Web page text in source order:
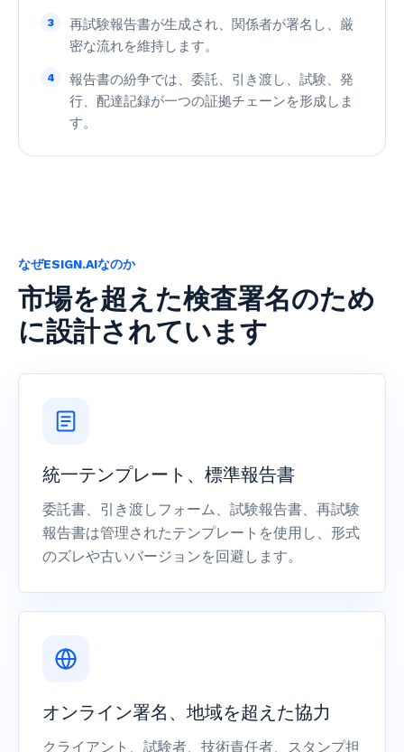
3
再試験報告書が生成され、関係者が署名し、厳
密な流れを維持します。
4
報告書の紛争では、委託、引き渡し、試験、発
行、配達記録が一つの証拠チェーンを形成しま
す。
なぜESIGN.AIなのか
市場を超えた検査署名のため
に設計されています
統一テンプレート、標準報告書
委託書、引き渡しフォーム、試験報告書、再試験
報告書は管理されたテンプレートを使用し、形式
のズレや古いバージョンを回避します。
オンライン署名、地域を超えた協力
クライアント、試験者、技術責任者、スタンプ担